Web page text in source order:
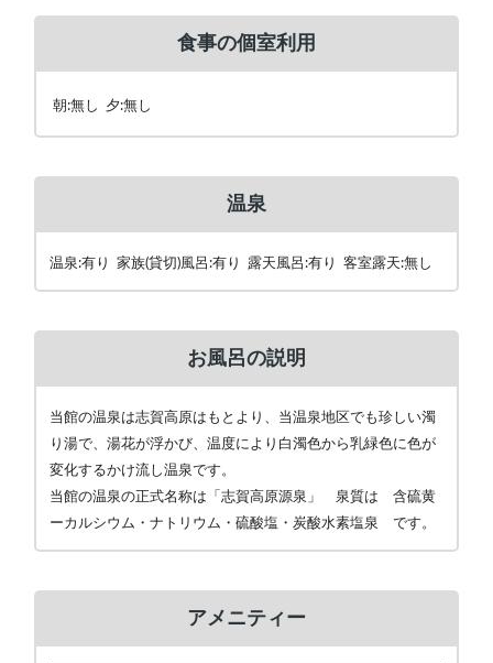
食事の個室利用
朝:無し 夕:無し
温泉
温泉:有り 家族(貸切)風呂:有り 露天風呂:有り 客室露天:無し
お風呂の説明
当館の温泉は志賀高原はもとより、当温泉地区でも珍しい濁
り湯で、湯花が浮かび、温度により白濁色から乳緑色に色が
変化するかけ流し温泉です。
当館の温泉の正式名称は「志賀高原源泉」 泉質は 含硫黄
ーカルシウム・ナトリウム・硫酸塩・炭酸水素塩泉 です。
アメニティー